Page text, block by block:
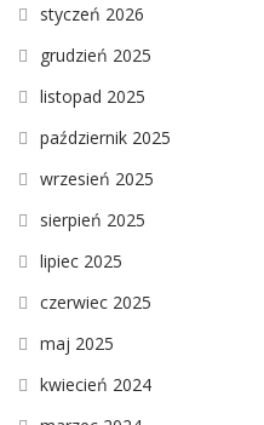
styczeń 2026
grudzień 2025
listopad 2025
październik 2025
wrzesień 2025
sierpień 2025
lipiec 2025
czerwiec 2025
maj 2025
kwiecień 2024